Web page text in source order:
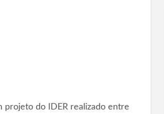
projeto do IDER realizado entre